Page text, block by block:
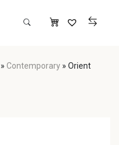
» Contemporary » Orient